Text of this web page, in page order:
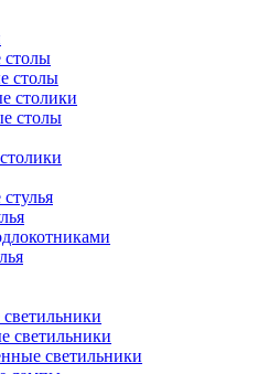
столы
столы
столики
столы
светильники
светильники